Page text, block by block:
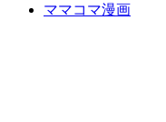
ママコマ漫画